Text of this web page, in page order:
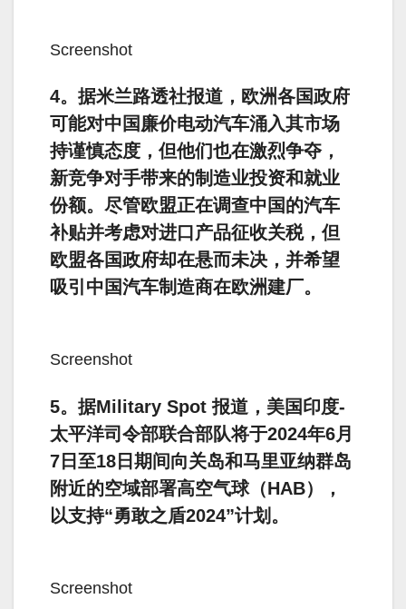
Screenshot
4。据米兰路透社报道，欧洲各国政府
可能对中国廉价电动汽车涌入其市场
持谨慎态度，但他们也在激烈争夺，
新竞争对手带来的制造业投资和就业
份额。尽管欧盟正在调查中国的汽车
补贴并考虑对进口产品征收关税，但
欧盟各国政府却在悬而未决，并希望
吸引中国汽车制造商在欧洲建厂。
Screenshot
5。据Military Spot 报道，美国印度-
太平洋司令部联合部队将于2024年6月
7日至18日期间向关岛和马里亚纳群岛
附近的空域部署高空气球（HAB），
以支持“勇敢之盾2024”计划。
Screenshot